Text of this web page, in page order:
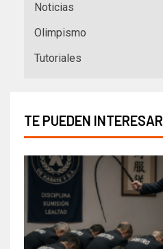
Noticias
Olimpismo
Tutoriales
TE PUEDEN INTERESAR